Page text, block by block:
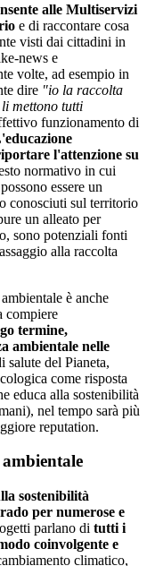
alle Multiservizi
e di raccontare cosa
visti dai cittadini in
news e
volte, ad esempio in
dire "io la raccolta
mettono tutti
funzionamento di
l'attenzione su
normativo in cui
essere un
conosciuti sul territorio
un alleato per
sono potenziali fonti
alla raccolta
è anche
compiere
termine,
ambientale nelle
salute del Pianeta,
come risposta
educa alla sostenibilità
nel tempo sarà più
reputation.
sostenibilità
per numerose e
parlano di tutti i
coinvolgente e
climatico,